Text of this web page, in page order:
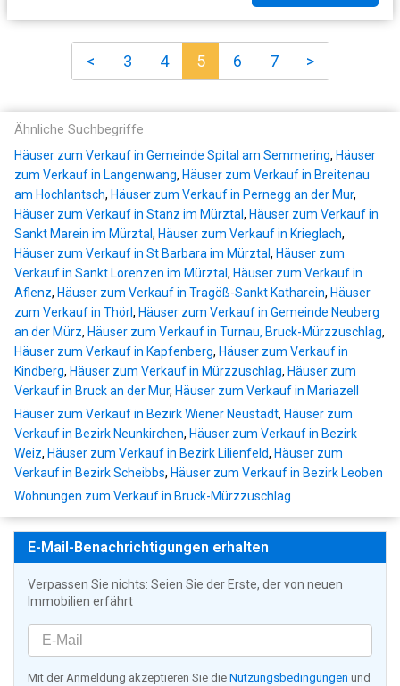
< 3 4 5 6 7 >
Ähnliche Suchbegriffe
Häuser zum Verkauf in Gemeinde Spital am Semmering, Häuser
zum Verkauf in Langenwang, Häuser zum Verkauf in Breitenau
am Hochlantsch, Häuser zum Verkauf in Pernegg an der Mur,
Häuser zum Verkauf in Stanz im Mürztal, Häuser zum Verkauf in
Sankt Marein im Mürztal, Häuser zum Verkauf in Krieglach,
Häuser zum Verkauf in St Barbara im Mürztal, Häuser zum
Verkauf in Sankt Lorenzen im Mürztal, Häuser zum Verkauf in
Aflenz, Häuser zum Verkauf in Tragöß-Sankt Katharein, Häuser
zum Verkauf in Thörl, Häuser zum Verkauf in Gemeinde Neuberg
an der Mürz, Häuser zum Verkauf in Turnau, Bruck-Mürzzuschlag,
Häuser zum Verkauf in Kapfenberg, Häuser zum Verkauf in
Kindberg, Häuser zum Verkauf in Mürzzuschlag, Häuser zum
Verkauf in Bruck an der Mur, Häuser zum Verkauf in Mariazell
Häuser zum Verkauf in Bezirk Wiener Neustadt, Häuser zum
Verkauf in Bezirk Neunkirchen, Häuser zum Verkauf in Bezirk
Weiz, Häuser zum Verkauf in Bezirk Lilienfeld, Häuser zum
Verkauf in Bezirk Scheibbs, Häuser zum Verkauf in Bezirk Leoben
Wohnungen zum Verkauf in Bruck-Mürzzuschlag
E-Mail-Benachrichtigungen erhalten
Verpassen Sie nichts: Seien Sie der Erste, der von neuen
Immobilien erfährt
Mit der Anmeldung akzeptieren Sie die Nutzungsbedingungen und